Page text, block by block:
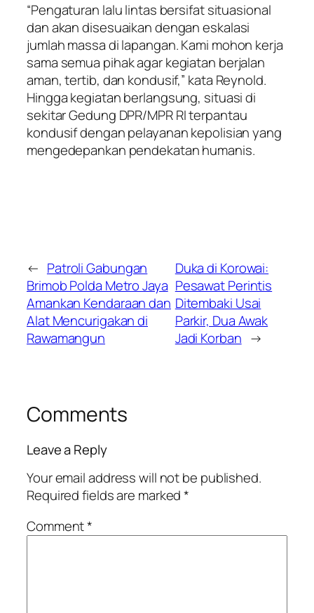
“Pengaturan lalu lintas bersifat situasional
dan akan disesuaikan dengan eskalasi
jumlah massa di lapangan. Kami mohon kerja
sama semua pihak agar kegiatan berjalan
aman, tertib, dan kondusif,” kata Reynold.
Hingga kegiatan berlangsung, situasi di
sekitar Gedung DPR/MPR RI terpantau
kondusif dengan pelayanan kepolisian yang
mengedepankan pendekatan humanis.
← Patroli Gabungan
Brimob Polda Metro Jaya
Amankan Kendaraan dan
Alat Mencurigakan di
Rawamangun
Duka di Korowai:
Pesawat Perintis
Ditembaki Usai
Parkir, Dua Awak
Jadi Korban →
Comments
Leave a Reply
Your email address will not be published.
Required fields are marked*
Comment*